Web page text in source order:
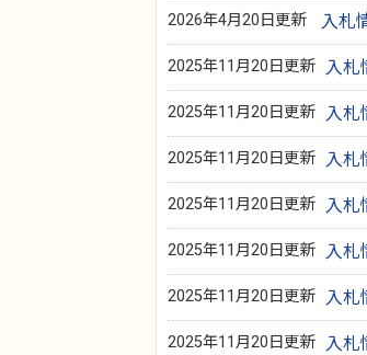
2026年4月20日更新 入札
2025年11月20日更新 入札
2025年11月20日更新 入札
2025年11月20日更新 入札
2025年11月20日更新 入札
2025年11月20日更新 入札
2025年11月20日更新 入札
2025年11月20日更新 入札